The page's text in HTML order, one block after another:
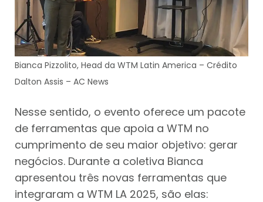
Bianca Pizzolito, Head da WTM Latin America – Crédito
Dalton Assis – AC News
Nesse sentido, o evento oferece um pacote
de ferramentas que apoia a WTM no
cumprimento de seu maior objetivo: gerar
negócios. Durante a coletiva Bianca
apresentou três novas ferramentas que
integraram a WTM LA 2025, são elas: